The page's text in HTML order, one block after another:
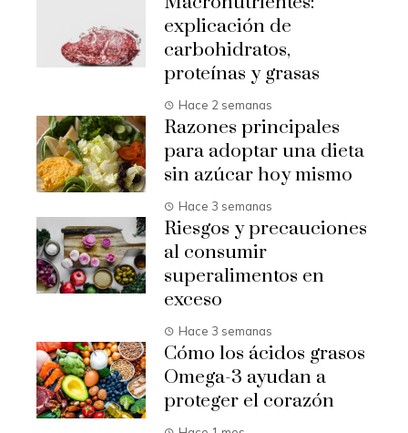
explicación de
carbohidratos,
proteínas y grasas
Hace 2 semanas
Razones principales
para adoptar una dieta
sin azúcar hoy mismo
Hace 3 semanas
Riesgos y precauciones
al consumir
superalimentos en
exceso
Hace 3 semanas
Cómo los ácidos grasos
Omega-3 ayudan a
proteger el corazón